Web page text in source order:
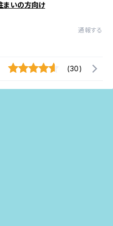
まいの方向け
通報する
(30)